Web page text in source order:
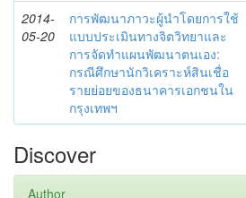
2014-
05-20
การพัฒนาภาวะผู้นำโดยการใช้
แบบประเมินทางจิตวิทยาและ
การจัดทำแผนพัฒนาตนเอง:
กรณีศึกษานักวิเคราะห์สินเชื่อ
รายย่อยของธนาคารเอกชนใน
กรุงเทพฯ
Discover
Author